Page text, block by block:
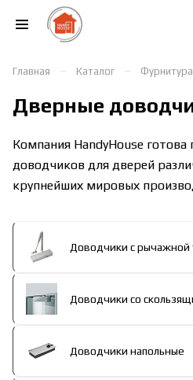
Главная – Каталог – Фурнитура
Дверные
Компания HandyHouse
доводчиков для дверей
крупнейших мировых
Доводчики с рычажной
Доводчики со
Доводчики напольные